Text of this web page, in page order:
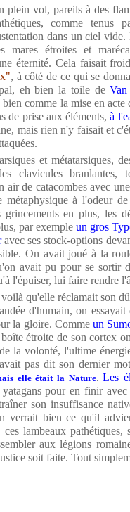
plein vol, pareils à des
comme tenus
dans un ciel
mares étroites et
éternité. Cela faisait
, à côté de ce qui se
eh bien la toile de
comme la mise en
de prise aux éléments,à
mais rien n'y faisait et
et métatarsiques,
clavicules
air de catacombes avec
métaphysique à l'odeur
grincements en plus, les
par exemple un gros
avec ses stock-options
On avait joué à la
avait pu pour se sortir
l'épuiser, lui faire rendre
qu'elle réclamait son
d'humain, on essayait
la gloire. Comme un
étroite de son cortex
la volonté, l'ultime
pas dit son dernier
elle était la Nature. Les
pour en finir
son insuffisance
verrait bien ce qu'il
lambeaux pathétiques,
aux légions
soit faite. Tout